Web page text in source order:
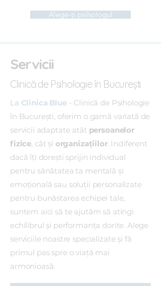
Alege-ți psihologul
Servicii
Clinică de Psihologie în București
La Clinica Blue- Clinică de Psihologie
în București, oferim o gamă variată de
servicii adaptate atât persoanelor
fizice, cât și organizațiilor. Indiferent
dacă îți dorești sprijin individual
pentru sănătatea ta mentală și
emoțională sau soluții personalizate
pentru bunăstarea echipei tale,
suntem aici să te ajutăm să atingi
echilibrul și performanța dorite. Alege
serviciile noastre specializate și fă
primul pas spre o viață mai
armonioasă.